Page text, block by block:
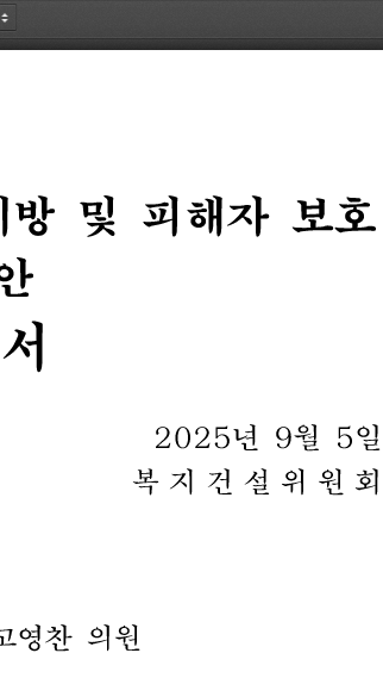
방 및 피해자 보호
서
2025년 9월 5 일
복 지 건 설 위 원 회
영찬 의원